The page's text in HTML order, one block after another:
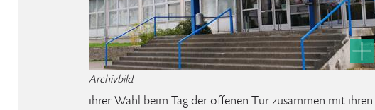
Archivbild
ihrer Wahl beim Tag der offenen Tür zusammen mit